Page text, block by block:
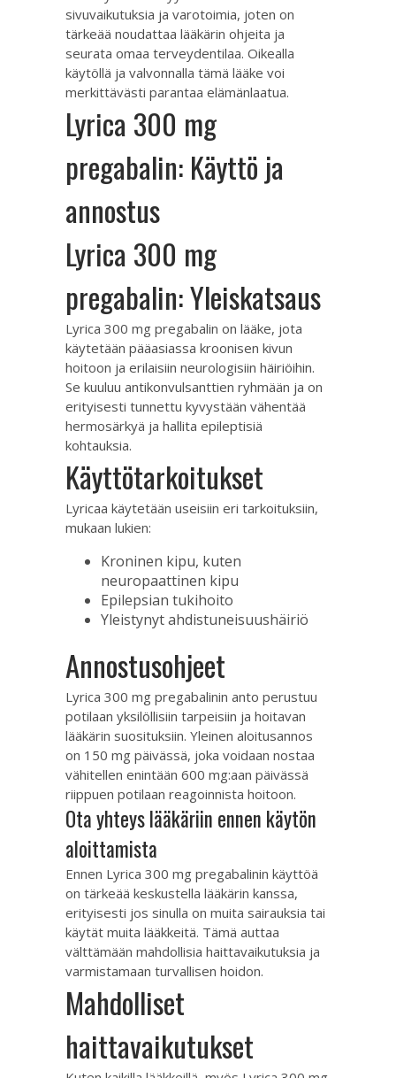
sivuvaikutuksia ja varotoimia, joten on
tärkeää noudattaa lääkärin ohjeita ja
seurata omaa terveydentilaa. Oikealla
käytöllä ja valvonnalla tämä lääke voi
merkittävästi parantaa elämänlaatua.
Lyrica 300 mg
pregabalin: Käyttö ja
annostus
Lyrica 300 mg
pregabalin: Yleiskatsaus
Lyrica 300 mg pregabalin on lääke, jota
käytetään pääasiassa kroonisen kivun
hoitoon ja erilaisiin neurologisiin häiriöihin.
Se kuuluu antikonvulsanttien ryhmään ja on
erityisesti tunnettu kyvystään vähentää
hermosärkyä ja hallita epileptisiä
kohtauksia.
Käyttötarkoitukset
Lyricaa käytetään useisiin eri tarkoituksiin,
mukaan lukien:
Kroninen kipu, kuten
neuropaattinen kipu
Epilepsian tukihoito
Yleistynyt ahdistuneisuushäiriö
Annostusohjeet
Lyrica 300 mg pregabalinin anto perustuu
potilaan yksilöllisiin tarpeisiin ja hoitavan
lääkärin suosituksiin. Yleinen aloitusannos
on 150 mg päivässä, joka voidaan nostaa
vähitellen enintään 600 mg:aan päivässä
riippuen potilaan reagoinnista hoitoon.
Ota yhteys lääkäriin ennen käytön
aloittamista
Ennen Lyrica 300 mg pregabalinin käyttöä
on tärkeää keskustella lääkärin kanssa,
erityisesti jos sinulla on muita sairauksia tai
käytät muita lääkkeitä. Tämä auttaa
välttämään mahdollisia haittavaikutuksia ja
varmistamaan turvallisen hoidon.
Mahdolliset
haittavaikutukset